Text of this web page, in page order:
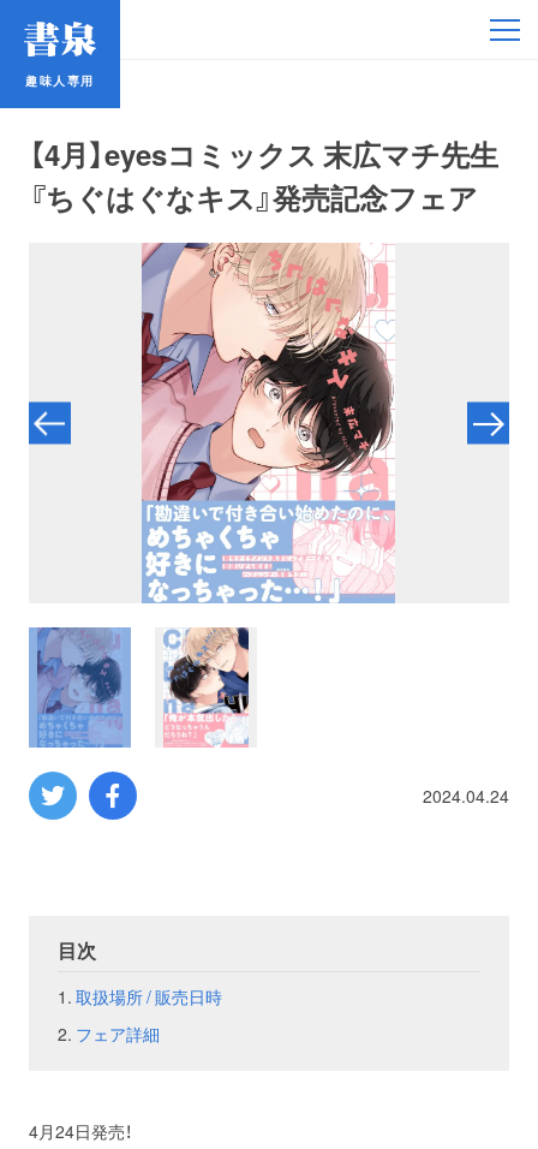
趣味人専用
【4月】eyesコミックス 末広マチ先生
『ちぐはぐなキス』発売記念フェア
2024.04.24
目次
取扱場所 / 販売日時
フェア詳細
4月24日発売！
趣味人専用
アイドル
鉄道・バス
コミック・ラノベ
プロレス
数学
コンピューター
ミリタリー
フェア
お問い合わせ